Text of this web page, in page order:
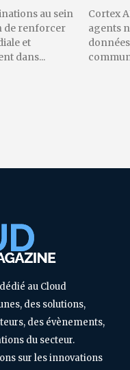
au sein
de renforcer
et
dans...
Cortex
agents
au Cloud
des solutions,
des évènements,
du secteur.
sur les innovations